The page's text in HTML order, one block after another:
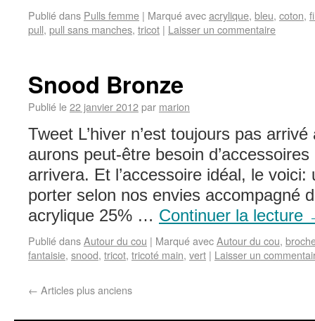
Publié dans Pulls femme | Marqué avecacrylique, bleu, coton,
pull, pull sans manches, tricot | Laisser un commentaire
Snood Bronze
Publié le22 janvier 2012par marion
Tweet L’hiver n’est toujours pas
aurons peut-être besoin
arrivera. Et l’accessoire idéal, le voici:
porter selon nos envies accompagné
acrylique 25% … Continuer la lecture
Publié dansAutour du cou | Marqué avecAutour du cou,
fantaisie, snood, tricot, tricoté main, vert | Laisser un
← Articles plus anciens